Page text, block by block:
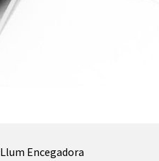
Llum Encegadora